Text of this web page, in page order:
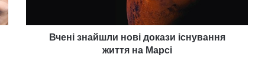
Вчені знайшли нові докази існування
життя на Марсі